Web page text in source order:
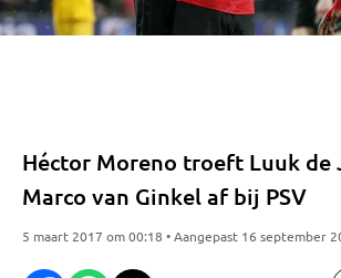
Héctor Moreno troeft Luuk de
Marco van Ginkel af bij PSV
5 maart 2017 om 00:18 • Aangepast 16 september